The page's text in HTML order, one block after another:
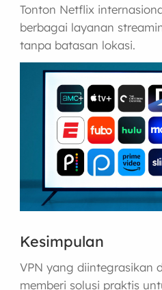
Tonton Netflix
berbagai layanan
tanpa batasan lokasi.
Kesimpulan
VPN yang diintegrasikan
memberi solusi praktis